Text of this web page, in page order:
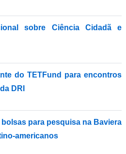
sobre Ciência Cidadã e
do TETFund para encontros
DRI
para pesquisa na Baviera
americanos